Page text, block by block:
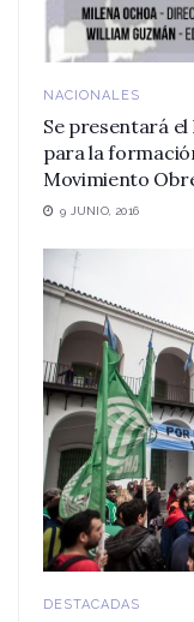
NACIONALES
Se presentará
para la
Movimiento
9 JUNIO, 2016
DESTACADAS